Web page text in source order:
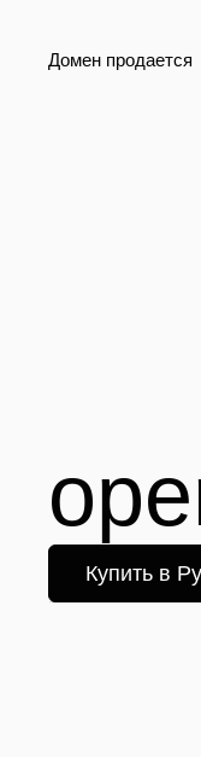
Домен продается
Купить в